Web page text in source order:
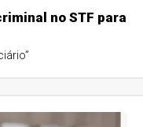
no STF para